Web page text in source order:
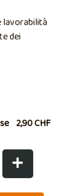
lavorabilità
dei
2,90 CHF